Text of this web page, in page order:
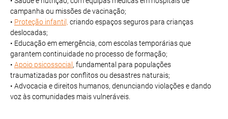
campanha ou missões de vacinação;
• Proteção infantil, criando espaços seguros para crianças
deslocadas;
• Educação em emergência, com escolas temporárias que
garantem continuidade no processo de formação;
• Apoio psicossocial , fundamental para populações
traumatizadas por conflitos ou desastres naturais;
• Advocacia e direitos humanos, denunciando violações e dando
voz às comunidades mais vulneráveis.